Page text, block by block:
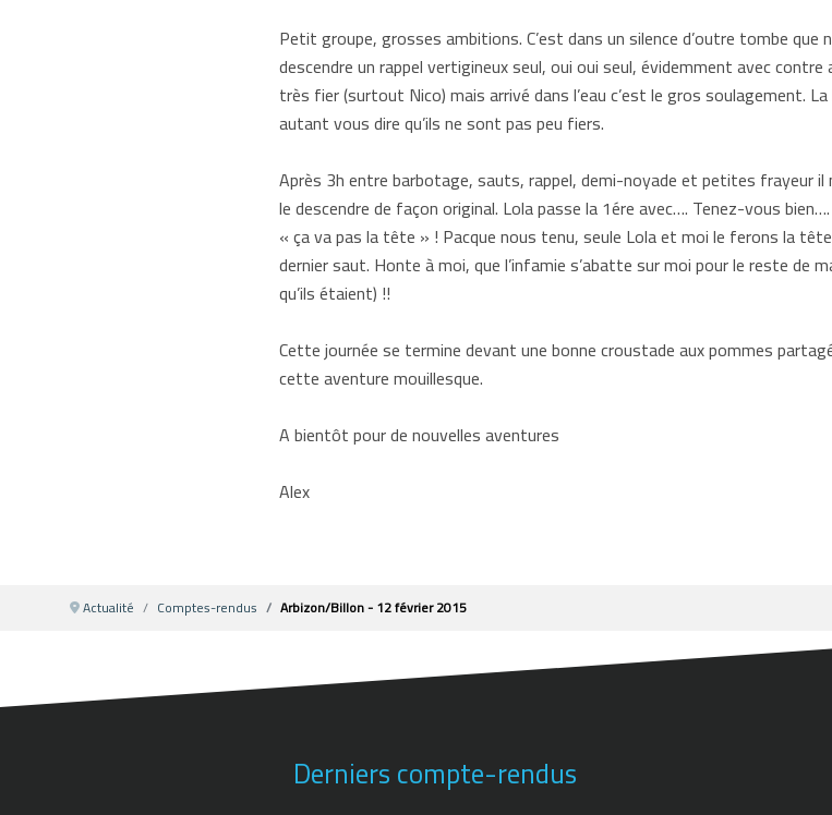
Petit groupe, grosses ambitions. C’est dans un silence d’outre tombe
descendre un rappel vertigineux seul, oui oui seul, évidemment avec
très fier (surtout Nico) mais arrivé dans l’eau c’est le gros soulagement.
autant vous dire qu’ils ne sont pas peu fiers.
Après 3h entre barbotage, sauts, rappel, demi-noyade et petites frayeur
le descendre de façon original. Lola passe la 1ére avec…. Tenez-vous
« ça va pas la tête » ! Pacque nous tenu, seule Lola et moi le ferons la
dernier saut. Honte à moi, que l’infamie s’abatte sur moi pour le reste de
qu’ils étaient) !!
Cette journée se termine devant une bonne croustade aux pommes
cette aventure mouillesque.
A bientôt pour de nouvelles aventures
Alex
Actualité Comptes-rendus Arbizon/Billon - 12 février 2015
Derniers compte-rendus